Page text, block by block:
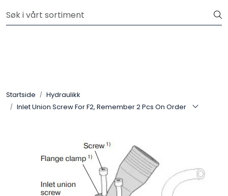
Kjøp slanger og fittings hos oss, så tilpasser og monterer vi
Startside
Hydraulikk
Inlet Union Screw For F2, Remember 2 Pcs On Order
Kuplinger
Pneumatikk
Instrumentering